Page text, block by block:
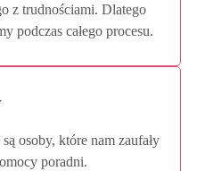
z trudnościami. Dlatego
podczas całego procesu.
osoby, które nam zaufały
poradni.